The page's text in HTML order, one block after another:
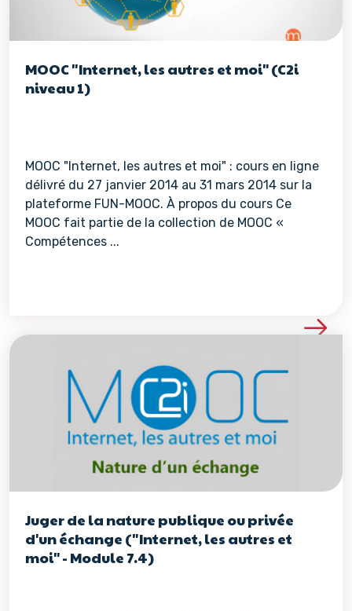
MOOC "Internet, les autres et moi" (C2i
niveau 1)
MOOC "Internet, les autres et moi" : cours en ligne
délivré du 27 janvier 2014 au 31 mars 2014 sur la
plateforme FUN-MOOC. À propos du cours Ce
MOOC fait partie de la collection de MOOC «
Compétences ...
Voir les détails de la
Juger de la nature publique ou privée
d'un échange ("Internet, les autres et
moi" - Module 7.4)